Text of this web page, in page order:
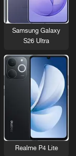
Samsung Galaxy
S26 Ultra
Realme P4 Lite